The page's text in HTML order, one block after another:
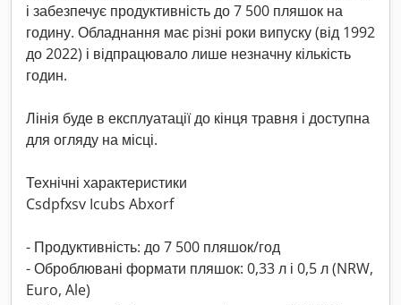
і забезпечує продуктивність до 7 500 пляшок на
годину. Обладнання має різні роки випуску (від 1992
до 2022) і відпрацювало лише незначну кількість
годин.
Лінія буде в експлуатації до кінця травня і доступна
для огляду на місці.
Технічні характеристики
Csdpfxsv Icubs Abxorf
- Продуктивність: до 7 500 пляшок/год
- Оброблювані формати пляшок: 0,33 л і 0,5 л (NRW,
Euro, Ale)